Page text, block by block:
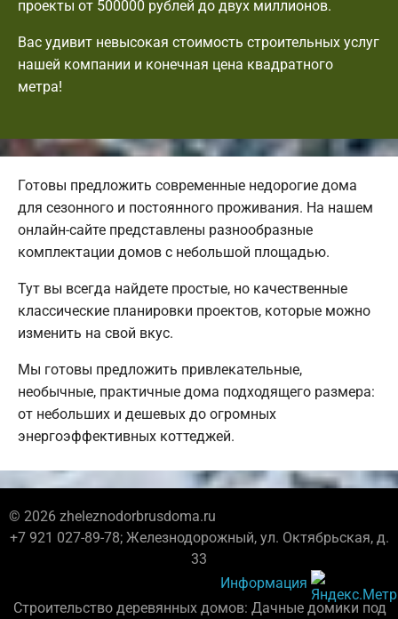
проекты от 500000 рублей до двух миллионов.
Вас удивит невысокая стоимость строительных услуг
нашей компании и конечная цена квадратного
метра!
Готовы предложить современные недорогие дома
для сезонного и постоянного проживания. На нашем
онлайн-сайте представлены разнообразные
комплектации домов с небольшой площадью.
Тут вы всегда найдете простые, но качественные
классические планировки проектов, которые можно
изменить на свой вкус.
Мы готовы предложить привлекательные,
необычные, практичные дома подходящего размера:
от небольших и дешевых до огромных
энергоэффективных коттеджей.
© 2026 zheleznodorbrusdoma.ru
+7 921 027-89-78; Железнодорожный, ул. Октябрьская, д.
33
Информация
Строительство деревянных домов: Дачные домики под